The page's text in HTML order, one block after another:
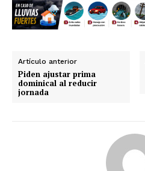
Artículo anterior
Piden ajustar prima
dominical al reducir
jornada